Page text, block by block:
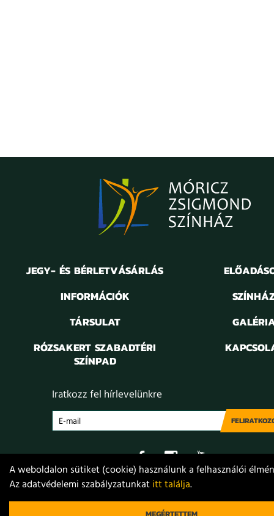
JEGY- ÉS BÉRLETVÁSÁRLÁS
INFORMÁCIÓK
TÁRSULAT
RÓZSAKERT SZABADTÉRI
SZÍNPAD
Iratkozz fel hírlevelünkre
Adatvédelem Jogi nyilatkozat Projektek
A weboldalon sütiket (cookie) használunk a felhasználói
Az adatvédelemi szabályzatunkatitt találja.
MEGÉRTETTEM